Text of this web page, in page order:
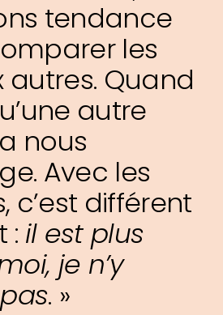
tendance
les
autres. Quand
autre
nous
Avec les
c’est différent
: il est plus
je n’y
. »